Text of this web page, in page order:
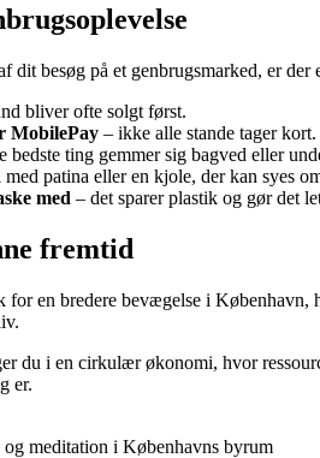
dit besøg på et genbrugsmarked, er der
bliver ofte solgt først.
MobilePay – ikke alle stande tager kort.
bedste ting gemmer sig bagved eller
med patina eller en kjole, der kan syes
med – det sparer plastik og gør det
fremtid
for en bredere bevægelse i
du i en cirkulær økonomi, hvor
er.
meditation i Københavns byrum